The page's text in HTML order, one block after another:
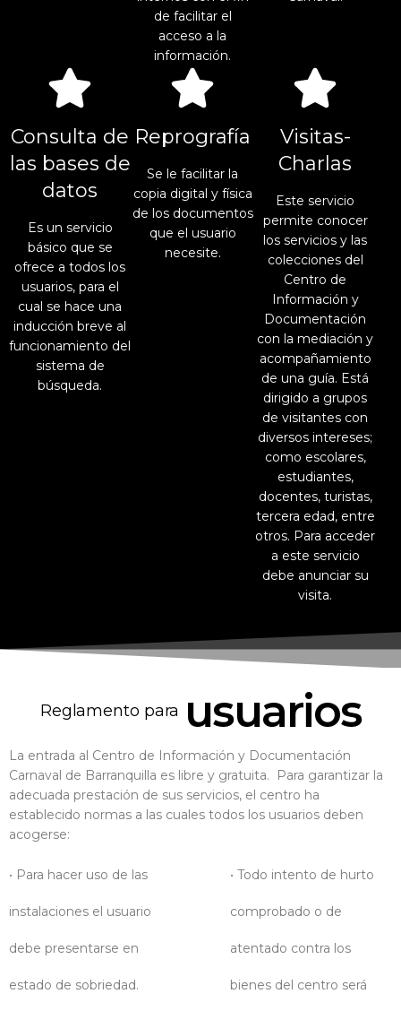
de facilitar el
acceso a la
información.
Consulta de
las bases de
datos
Es un servicio
básico que se
ofrece a todos los
usuarios, para el
cual se hace una
inducción breve al
funcionamiento del
sistema de
búsqueda.
Reprografía
Se le facilitar la
copia digital y física
de los documentos
que el usuario
necesite.
Visitas-
Charlas
Este servicio
permite conocer
los servicios y las
colecciones del
Centro de
Información y
Documentación
con la mediación y
acompañamiento
de una guía. Está
dirigido a grupos
de visitantes con
diversos intereses;
como escolares,
estudiantes,
docentes, turistas,
tercera edad, entre
otros. Para acceder
a este servicio
debe anunciar su
visita.
Reglamento para usuarios
La entrada al Centro de Información y Documentación
Carnaval de Barranquilla es libre y gratuita. Para garantizar la
adecuada prestación de sus servicios, el centro ha
establecido normas a las cuales todos los usuarios deben
acogerse:
• Para hacer uso de las
instalaciones el usuario
debe presentarse en
estado de sobriedad.
• Todo intento de hurto
comprobado o de
atentado contra los
bienes del centro será